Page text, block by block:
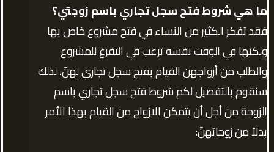
ما هي شروط فتح سجل تجاري باسم زوجتي؟
فقد تفكر الكثير من النساء في فتح مشروع خاص بها
ولكنها في الوقت نفسه ترغب في التفرغ للمشروع
والطلب من أزواجهن القيام بفتح سجل تجاري لهنّ، لذلك
سنقوم بالتفصيل لكم شروط فتح سجل تجاري باسم
الزوجة من أجل أن يتمكن الازواج من القيام بهذا الأمر
بدلاً من زوجاتهنّ: